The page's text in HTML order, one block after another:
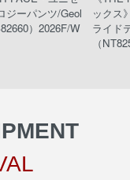
ジーパンツ/Geol
）2026F/W
ックス
ライド
（